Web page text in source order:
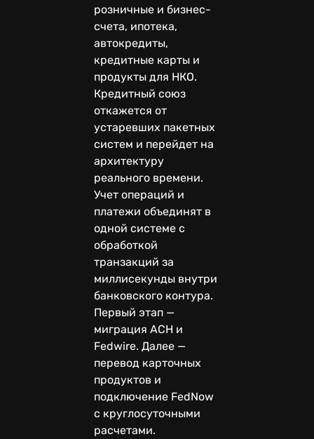
розничные и бизнес-
счета, ипотека,
автокредиты,
кредитные карты и
продукты для НКО.
Кредитный союз
откажется от
устаревших пакетных
систем и перейдет на
архитектуру
реального времени.
Учет операций и
платежи объединят в
одной системе с
обработкой
транзакций за
миллисекунды внутри
банковского контура.
Первый этап —
миграция ACH и
Fedwire. Далее —
перевод карточных
продуктов и
подключение FedNow
с круглосуточными
расчетами.